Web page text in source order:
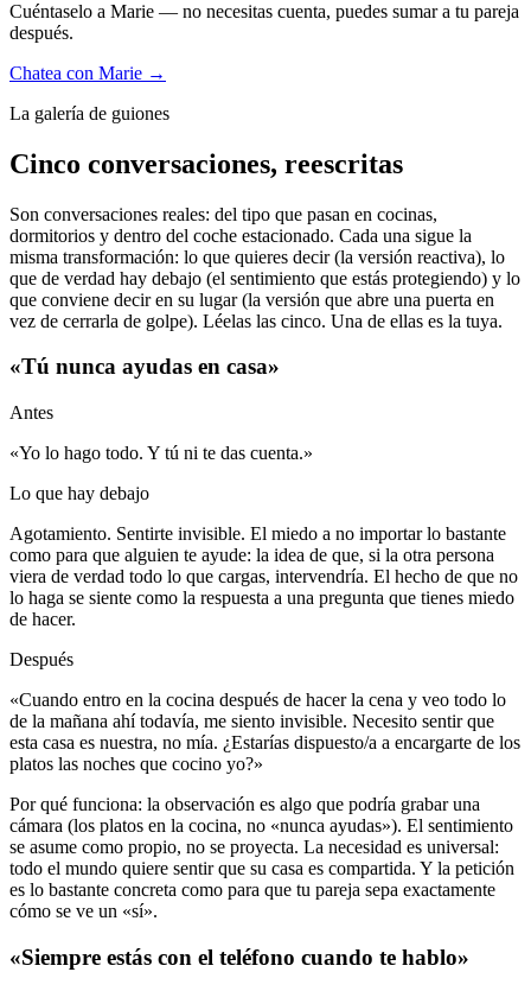
Cuéntaselo a Marie — no necesitas cuenta, puedes sumar a tu pareja
después.
Chatea con Marie →
La galería de guiones
Cinco conversaciones, reescritas
Son conversaciones reales: del tipo que pasan en cocinas,
dormitorios y dentro del coche estacionado. Cada una sigue la
misma transformación: lo que quieres decir (la versión reactiva), lo
que de verdad hay debajo (el sentimiento que estás protegiendo) y lo
que conviene decir en su lugar (la versión que abre una puerta en
vez de cerrarla de golpe). Léelas las cinco. Una de ellas es la tuya.
«Tú nunca ayudas en casa»
Antes
«Yo lo hago todo. Y tú ni te das cuenta.»
Lo que hay debajo
Agotamiento. Sentirte invisible. El miedo a no importar lo bastante
como para que alguien te ayude: la idea de que, si la otra persona
viera de verdad todo lo que cargas, intervendría. El hecho de que no
lo haga se siente como la respuesta a una pregunta que tienes miedo
de hacer.
Después
«Cuando entro en la cocina después de hacer la cena y veo todo lo
de la mañana ahí todavía, me siento invisible. Necesito sentir que
esta casa es nuestra, no mía. ¿Estarías dispuesto/a a encargarte de los
platos las noches que cocino yo?»
Por qué funciona: la observación es algo que podría grabar una
cámara (los platos en la cocina, no «nunca ayudas»). El sentimiento
se asume como propio, no se proyecta. La necesidad es universal:
todo el mundo quiere sentir que su casa es compartida. Y la petición
es lo bastante concreta como para que tu pareja sepa exactamente
cómo se ve un «sí».
«Siempre estás con el teléfono cuando te hablo»